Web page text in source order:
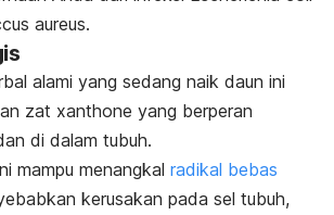
aureus.
alami yang sedang naik daun ini
zat xanthone yang berperan
di dalam tubuh.
mampu menangkal radikal bebas
kerusakan pada sel tubuh,